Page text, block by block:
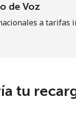
de Voz
a tarifas
tu